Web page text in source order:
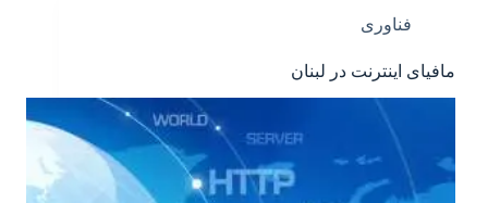
فناوری
مافیای اینترنت در لبنان